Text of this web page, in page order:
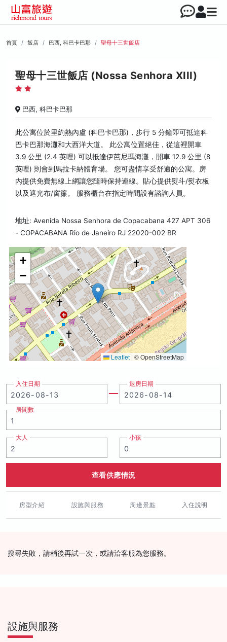
首頁 飯店 巴西, 科巴卡巴那 聖母十三世飯店
聖母十三世飯店 (Nossa Senhora XIII)
巴西, 科巴卡巴那
此公寓位於里約熱內盧 (科巴卡巴那)，步行 5 分鐘即可抵達科
巴卡巴那海灘和大西洋大道。 此公寓位置絕佳，從這裡開車
3.9 公里 (2.4 英哩) 可以抵達伊芭尼瑪海灘，開車 12.9 公里 (8
英哩) 則會到馬拉卡納體育場。 您可盡情享受舒適的公寓。房
內提供免費無線上網讓您隨時保持連線。貼心提供熨斗/熨衣板
以及遮光布/窗簾。 服務櫃台在指定時間設有諮詢人員。
地址: Avenida Nossa Senhora de Copacabana 427 APT 306
- COPACABANA Rio de Janeiro RJ 22020-002 BR
+
−
Leaflet | © OpenStreetMap
入住日期 退房日期
房間數
大人 小孩
查看供應情況
房型介紹 設施與服務 周邊景點 入住說明
搜尋失敗，請稍後再試一次，或請洽客服為您服務。
設施與服務